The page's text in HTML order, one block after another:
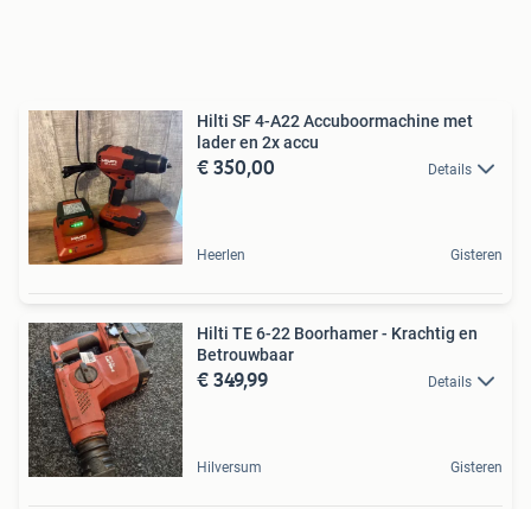
Hilti SF 4-A22 Accuboormachine met
lader en 2x accu
€ 350,00 Details
Heerlen Gisteren
Hilti TE 6-22 Boorhamer - Krachtig en
Betrouwbaar
€ 349,99 Details
Hilversum Gisteren